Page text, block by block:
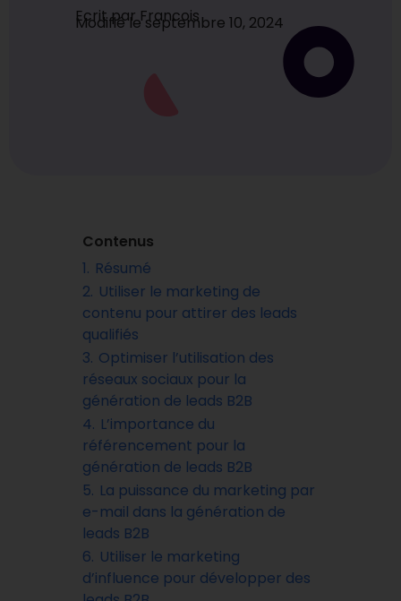
Ecrit parFrancois
Modifié le septembre 10, 2024
Contenus
1. Résumé
2. Utiliser le marketing de
contenu pour attirer des leads
qualifiés
3. Optimiser l’utilisation des
réseaux sociaux pour la
génération de leads B2B
4. L’importance du
référencement pour la
génération de leads B2B
5. La puissance du marketing par
e-mail dans la génération de
leads B2B
6. Utiliser le marketing
d’influence pour développer des